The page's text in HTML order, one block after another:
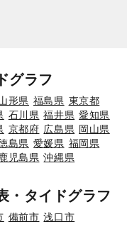
グラフ
形県 福島県 東京都
石川県 福井県 愛知県
京都府 広島県 岡山県
島県 愛媛県 福岡県
鹿児島県 沖縄県
・タイドグラフ
備前市 浅口市